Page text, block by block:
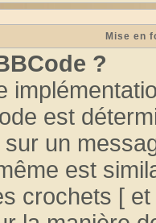
Mise en
?
est
un
est
crochets [